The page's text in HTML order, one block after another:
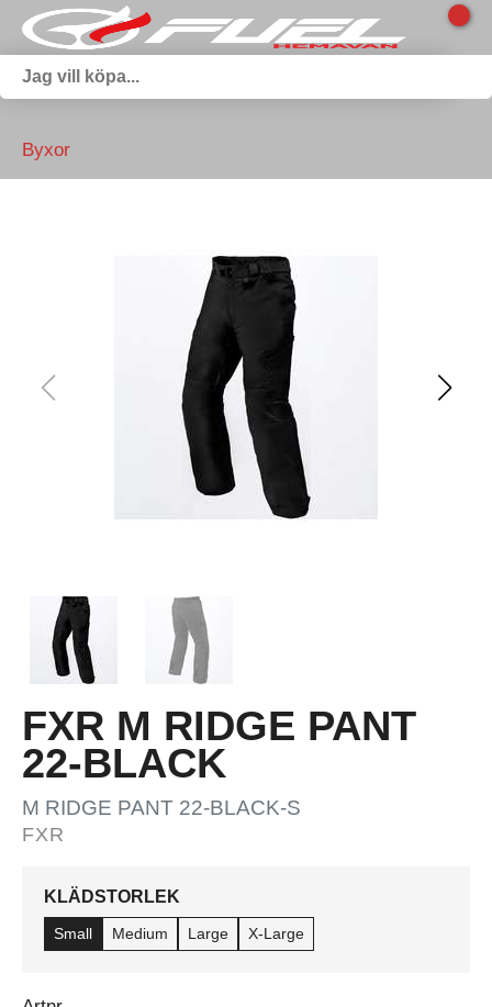
Byxor
FXR M RIDGE PANT
22-BLACK
M RIDGE PANT 22-BLACK-S
FXR
KLÄDSTORLEK
Small Medium Large X-Large